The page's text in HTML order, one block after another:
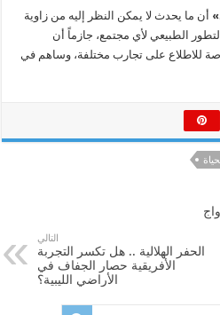
أن ما يحدث لا يمكن النظر إليه من زاوية
الطبيعي لأي مجتمع، جازماً أن
فرصة للاطلاع على تجارب مختلفة، وساهم في
التالي
الحفر الهلالية .. هل تكسر التجربة
الأفريقية حصار الجفاف في
الأراضي الليبية؟